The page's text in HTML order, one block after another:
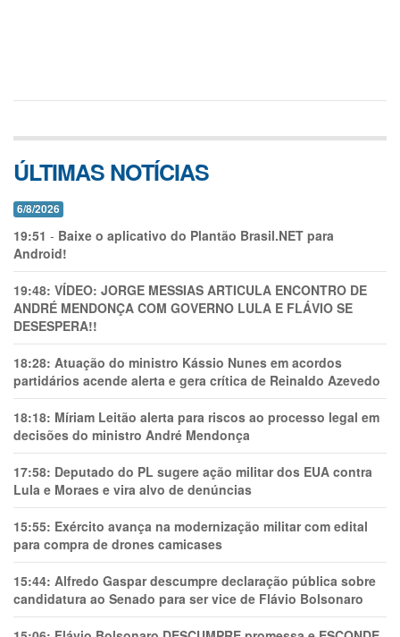
ÚLTIMAS NOTÍCIAS
6/8/2026
19:51 - Baixe o aplicativo do Plantão Brasil.NET para
Android!
19:48: VÍDEO: JORGE MESSIAS ARTICULA ENCONTRO DE
ANDRÉ MENDONÇA COM GOVERNO LULA E FLÁVIO SE
DESESPERA!!
18:28: Atuação do ministro Kássio Nunes em acordos
partidários acende alerta e gera crítica de Reinaldo Azevedo
18:18: Míriam Leitão alerta para riscos ao processo legal em
decisões do ministro André Mendonça
17:58: Deputado do PL sugere ação militar dos EUA contra
Lula e Moraes e vira alvo de denúncias
15:55: Exército avança na modernização militar com edital
para compra de drones camicases
15:44: Alfredo Gaspar descumpre declaração pública sobre
candidatura ao Senado para ser vice de Flávio Bolsonaro